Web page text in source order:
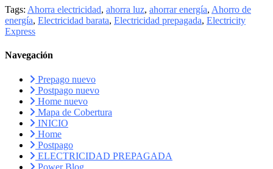
Tags: Ahorra electricidad, ahorra luz, ahorrar energía, Ahorro de
energía, Electricidad barata, Electricidad prepagada, Electricity
Express
Navegación
Prepago nuevo
Postpago nuevo
Home nuevo
Mapa de Cobertura
INICIO
Home
Postpago
ELECTRICIDAD PREPAGADA
Power Blog